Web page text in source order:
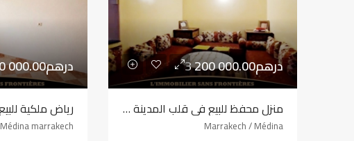
3 200 000.00درهم
منزل محفظ للبيع في قلب المدينة العتيقة بمراكش — 100 متر مربع
Marrakech / Médina
1 200 000.00درهم
Médina marrakech